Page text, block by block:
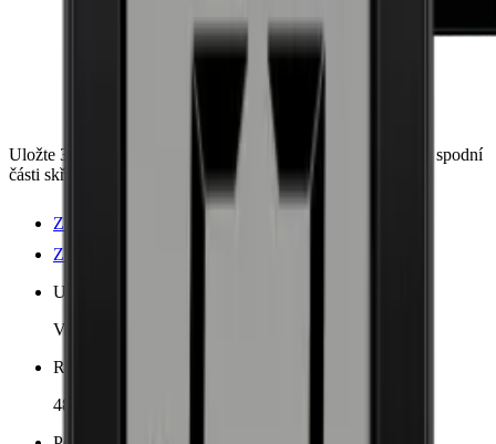
Uložte 34 lahví ve 2 zónách s elegantní prezentační policí ve spodní
části skříně.
Zobrazit podrobnosti o produktu
Zobrazit specifikace
Umístění
Volně stojící
Rozměry (ŠxVxH cm)
48 x 85 x 43 cm